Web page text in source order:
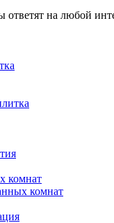
ответят на любой
комнат
комнат